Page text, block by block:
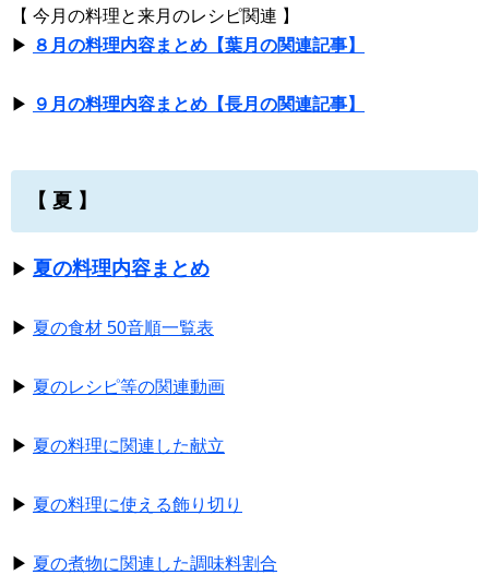
【 今月の料理と来月のレシピ関連 】
▶ ８月の料理内容まとめ【葉月の関連記事】
▶ ９月の料理内容まとめ【長月の関連記事】
【 夏 】
▶ 夏の料理内容まとめ
▶ 夏の食材 50音順一覧表
▶ 夏のレシピ等の関連動画
▶ 夏の料理に関連した献立
▶ 夏の料理に使える飾り切り
▶ 夏の煮物に関連した調味料割合